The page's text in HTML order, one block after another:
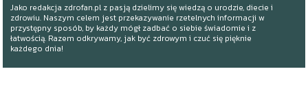
Jako redakcja zdrofan.pl z pasją dzielimy się wiedzą o urodzie, diecie i
zdrowiu. Naszym celem jest przekazywanie rzetelnych informacji w
przystępny sposób, by każdy mógł zadbać o siebie świadomie i z
łatwością. Razem odkrywamy, jak być zdrowym i czuć się pięknie
każdego dnia!